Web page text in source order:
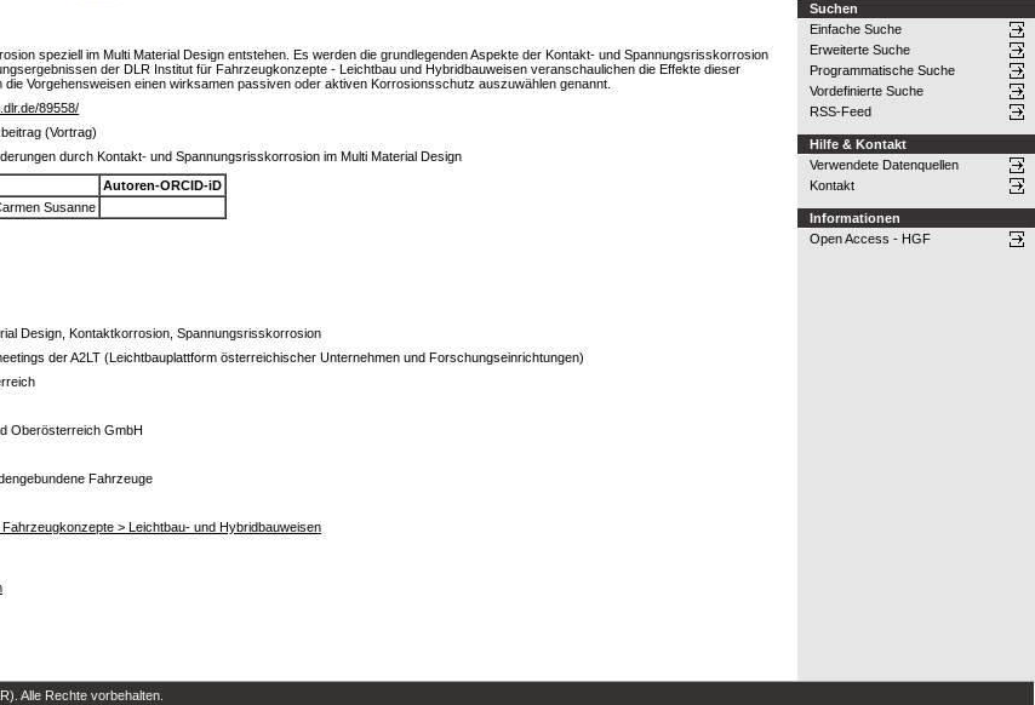
speziell im Multi Material Design entstehen. Es werden die grundlegenden Aspekte der Kontakt- und Spannungsrisskorrosion
der DLR Institut für Fahrzeugkonzepte - Leichtbau und Hybridbauweisen veranschaulichen die Effekte dieser
Vorgehensweisen einen wirksamen passiven oder aktiven Korrosionsschutz auszuwählen genannt.
89558/
(Vortrag)
durch Kontakt- und Spannungsrisskorrosion im Multi Material Design
Autoren-ORCID-iD
Susanne
Design, Kontaktkorrosion, Spannungsrisskorrosion
der A2LT (Leichtbauplattform österreichischer Unternehmen und Forschungseinrichtungen)
Oberösterreich GmbH
Fahrzeuge
Fahrzeugkonzepte > Leichtbau- und Hybridbauweisen
Suchen
Einfache Suche
Erweiterte Suche
Programmatische Suche
Vordefinierte Suche
RSS-Feed
Hilfe & Kontakt
Verwendete Datenquellen
Kontakt
Informationen
Open Access - HGF
Alle Rechte vorbehalten.